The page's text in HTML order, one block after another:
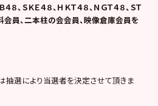
、ＳＫＥ４８、ＨＫＴ４８、ＮＧＴ４８、ＳＴ
員、二本柱の会会員、映像倉庫会員を
抽選により当選者を決定させて頂きま